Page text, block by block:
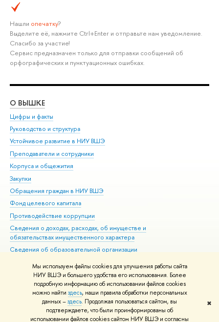
Мы используем файлы cookies для улучшения работы сайта
НИУ ВШЭ и большего удобства его использования. Более
подробную информацию об использовании файлов cookies
можно найти здесь, наши правила обработки персональных
данных –здесь. Продолжая пользоваться сайтом, вы
подтверждаете, что были проинформированы об
использовании файлов cookies сайтом НИУ ВШЭ и согласны
✖
Нашли опечатку?
Выделите её, нажмите Ctrl+Enter и отправьте нам уведомление.
Спасибо за участие!
Сервис предназначен только для отправки сообщений об
орфографических и пунктуационных ошибках.
О ВЫШКЕ
Цифры и факты
Руководство и структура
Устойчивое развитие в НИУ ВШЭ
Преподаватели и сотрудники
Корпуса и общежития
Закупки
Обращения граждан в НИУ ВШЭ
Фонд целевого капитала
Противодействие коррупции
Сведения о доходах, расходах, об имуществе и
обязательствах имущественного характера
Сведения об образовательной организации
Людям с ограниченными возможностями здоровья
Единая платежная страница
Работа в Вышке
© НИУ ВШЭ 1993–2026 Адреса и контакты Условия использования